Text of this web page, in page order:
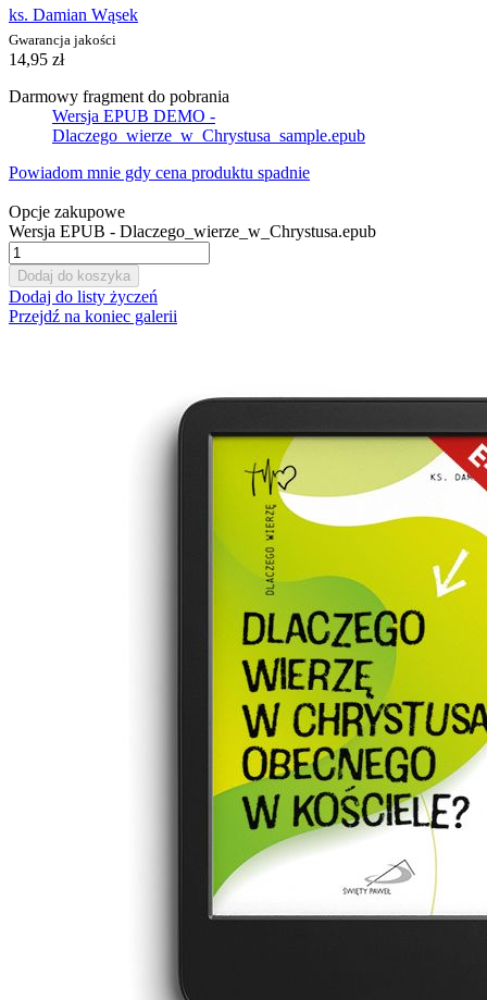
ks. Damian Wąsek
Gwarancja jakości
14,95 zł
Darmowy fragment do pobrania
Wersja EPUB DEMO -
Dlaczego_wierze_w_Chrystusa_sample.epub
Powiadom mnie gdy cena produktu spadnie
Opcje zakupowe
Wersja EPUB - Dlaczego_wierze_w_Chrystusa.epub
Dodaj do koszyka
Dodaj do listy życzeń
Przejdź na koniec galerii